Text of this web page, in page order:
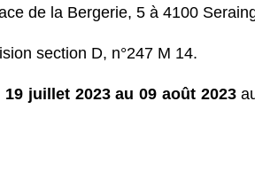
de la Bergerie, 5 à 4100
section D, n°247 M 14.
19 juillet 2023 au 09 août 2023